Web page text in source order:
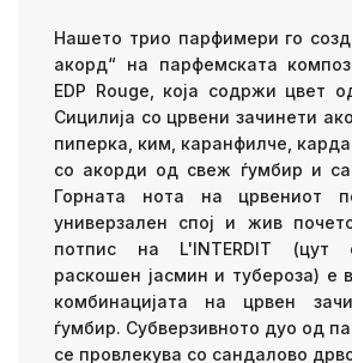
Нашето трио парфимери го
акорд“ на парфемската
EDP Rouge, која содржи цвет
Сицилија со црвени зачинети
пиперка, ким, каранфилче,
со акорди од свеж ѓумбир и
Горната нота на црвениот
универзален спој и жив
потпис на L'INTERDIT (цут
раскошен јасмин и тубероза) е
комбинацијата на црвен
ѓумбир. Субверзивното дуо од
се провлекува со сандалово